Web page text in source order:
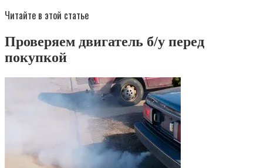
Читайте в этой статье
Проверяем двигатель б/у перед
покупкой